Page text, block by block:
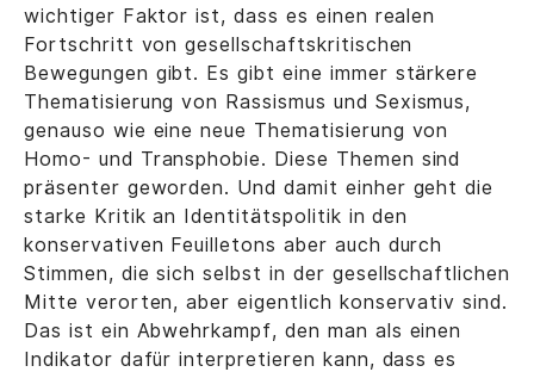
wichtiger Faktor ist, dass es einen realen
Fortschritt von gesellschaftskritischen
Bewegungen gibt. Es gibt eine immer stärkere
Thematisierung von Rassismus und Sexismus,
genauso wie eine neue Thematisierung von
Homo- und Transphobie. Diese Themen sind
präsenter geworden. Und damit einher geht die
starke Kritik an Identitätspolitik in den
konservativen Feuilletons aber auch durch
Stimmen, die sich selbst in der gesellschaftlichen
Mitte verorten, aber eigentlich konservativ sind.
Das ist ein Abwehrkampf, den man als einen
Indikator dafür interpretieren kann, dass es